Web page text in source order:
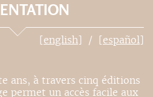
[english] [español]
ans, à travers cinq éditions
permet un accès facile aux